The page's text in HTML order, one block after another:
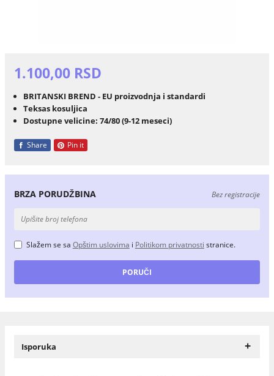
1.100,00 RSD
BRITANSKI BREND - EU proizvodnja i standardi
Teksas kosuljica
Dostupne velicine: 74/80 (9-12 meseci)
Share Pin it
BRZA PORUDŽBINA Bez registracije
Slažem se sa Opštim uslovima i Politikom privatnosti stranice.
Isporuka +